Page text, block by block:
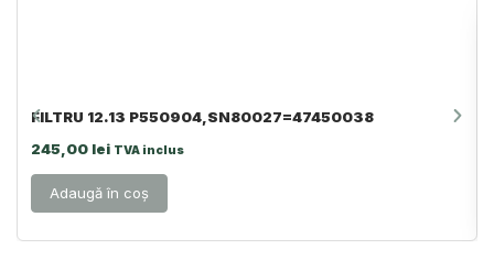
FILTRU 12.13 P550904,SN80027=47450038
245,00 lei TVA inclus
Adaugă în coș